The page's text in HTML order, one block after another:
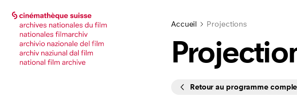
Accéder à la page principale
Accéder à la page principale
Accueil Projections
CyclesRetour au programme